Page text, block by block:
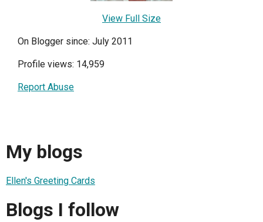
View Full Size
On Blogger since: July 2011
Profile views: 14,959
Report Abuse
My blogs
Ellen's Greeting Cards
Blogs I follow